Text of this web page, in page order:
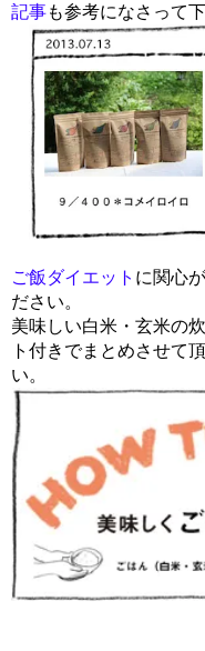
記事も参考になさって下
ご飯ダイエット に関心
ださい。
美味しい白米・玄米の
ト付きでまとめさせて
い。